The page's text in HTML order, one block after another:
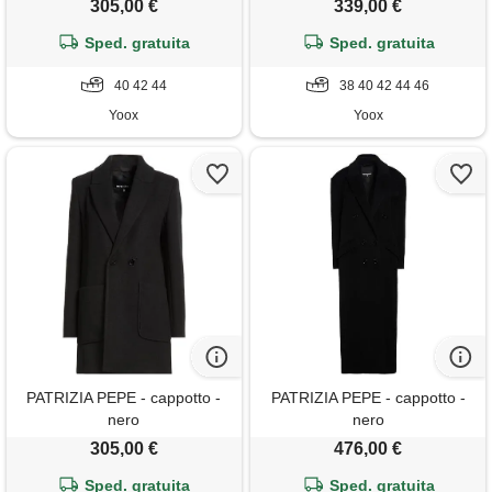
305,00 €
Sped. gratuita
40 42 44
Yoox
339,00 €
Sped. gratuita
38 40 42 44 46
Yoox
PATRIZIA PEPE - cappotto -
nero
305,00 €
Sped. gratuita
PATRIZIA PEPE - cappotto -
nero
476,00 €
Sped. gratuita